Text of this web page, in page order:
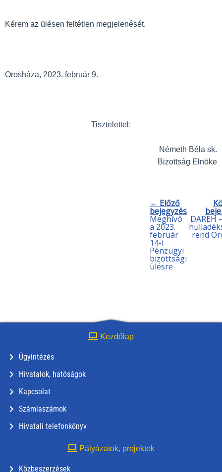
Kérem az ülésen feltétlen megjelenését.
Orosháza, 2023. február 9.
Tisztelettel:
Németh Béla sk.
Bizottság Elnöke
← Előző
bejegyzés
Meghívó
a 2023.
február
14-i
Pénzügyi
bizottsági
ülésre
DAREH
rend
Kezdőlap
Ügyintézés
Hivatalok, hatóságok
Kapcsolat
Számlaszámok
Hivatali telefonkönyv
Pályázatok, projektek
Közbeszerzések